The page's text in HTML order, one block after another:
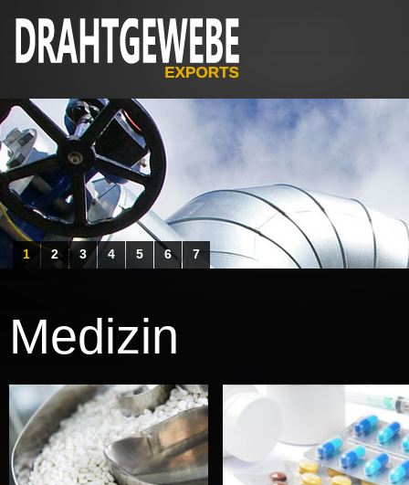
1 2 3 4 5 6 7
Medizin